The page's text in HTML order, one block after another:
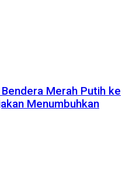
Merah Putih ke
Menumbuhkan